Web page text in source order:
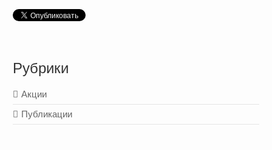
Рубрики
Акции
Публикации